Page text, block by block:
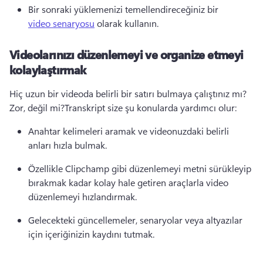
Bir sonraki yüklemenizi temellendireceğiniz bir
video senaryosu olarak kullanın.
Videolarınızı düzenlemeyi ve organize etmeyi
kolaylaştırmak
Hiç uzun bir videoda belirli bir satırı bulmaya çalıştınız mı?
Zor, değil mi?Transkript size şu konularda yardımcı olur:
Anahtar kelimeleri aramak ve videonuzdaki belirli
anları hızla bulmak.
Özellikle Clipchamp gibi düzenlemeyi metni sürükleyip
bırakmak kadar kolay hale getiren araçlarla video
düzenlemeyi hızlandırmak.
Gelecekteki güncellemeler, senaryolar veya altyazılar
için içeriğinizin kaydını tutmak.